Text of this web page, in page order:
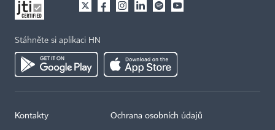
Stáhněte si aplikaci HN
Kontakty Ochrana osobních údajů